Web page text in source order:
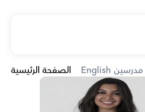
الصفحة الرئيسية English مدرسين